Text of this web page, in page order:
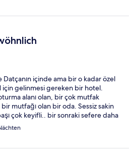
içinde ama bir o kadar özel
için gelinmesi gereken bir hotel.
alanı olan, bir çok mutfak
bir mutfağı olan bir oda. Sessiz sakin
çok keyifli.. bir sonraki sefere daha